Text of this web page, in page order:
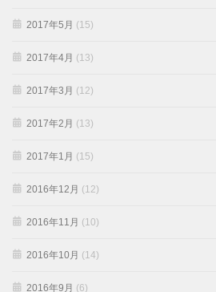
2017年5月 (15)
2017年4月 (13)
2017年3月 (12)
2017年2月 (13)
2017年1月 (15)
2016年12月 (12)
2016年11月 (10)
2016年10月 (14)
2016年9月 (6)